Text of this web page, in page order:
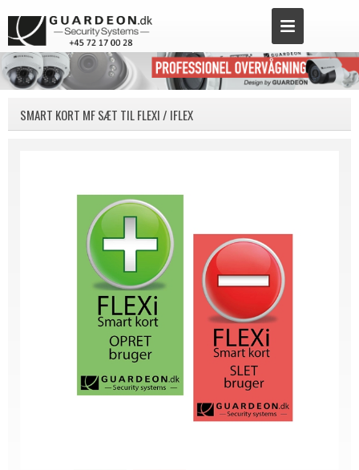
SMART KORT MF SÆT TIL FLEXI / IFLEX